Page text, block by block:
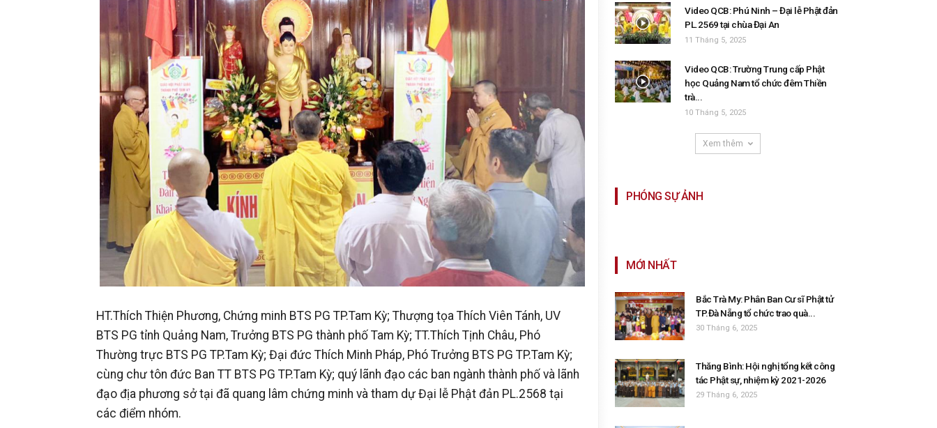
HT.Thích Thiện Phương, Chứng minh BTS PG TP.Tam Kỳ; Thượng tọa Thích Viên Tánh, UV
BTS PG tỉnh Quảng Nam, Trưởng BTS PG thành phố Tam Kỳ; TT.Thích Tịnh Châu, Phó
Thường trực BTS PG TP.Tam Kỳ; Đại đức Thích Minh Pháp, Phó Trưởng BTS PG TP.Tam Kỳ;
cùng chư tôn đức Ban TT BTS PG TP.Tam Kỳ; quý lãnh đạo các ban ngành thành phố và lãnh
đạo địa phương sở tại đã quang lâm chứng minh và tham dự Đại lễ Phật đản PL.2568 tại
các điểm nhóm.
Video QCB: Phú Ninh – Đại lễ Phật đản
PL.2569 tại chùa Đại An
11 Tháng 5, 2025
Video QCB: Trường Trung cấp Phật
học Quảng Nam tổ chức đêm Thiền
trà...
10 Tháng 5, 2025
Xem thêm
PHÓNG SỰ ẢNH
MỚI NHẤT
Bắc Trà My: Phân Ban Cư sĩ Phật tử
TP.Đà Nẵng tổ chức trao quà...
30 Tháng 6, 2025
Thăng Bình: Hội nghị tổng kết công
tác Phật sự, nhiệm kỳ 2021-2026
29 Tháng 6, 2025